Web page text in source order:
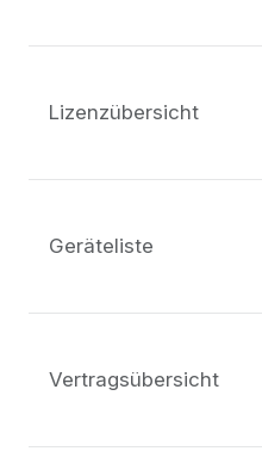
Lizenzübersicht
Geräteliste
Vertragsübersicht